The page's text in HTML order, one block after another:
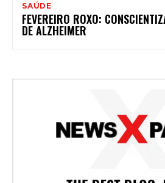
SAÚDE
FEVEREIRO ROXO:
DE ALZHEIMER